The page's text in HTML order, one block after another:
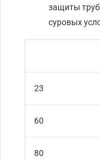
защиты
суровых
23
60
80